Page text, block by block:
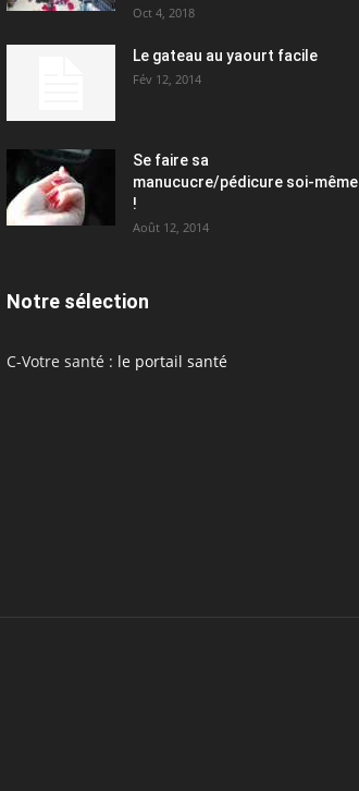
Oct 4, 2018
Le gateau au yaourt facile
Fév 12, 2014
Se faire sa
manucucre/pédicure soi-même
!
Août 12, 2014
Notre sélection
C-Votre santé : le portail santé